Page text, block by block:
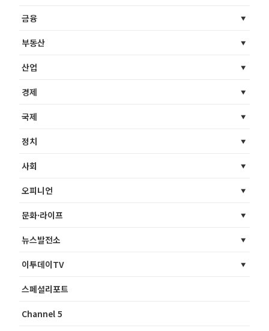
금융
부동산
산업
경제
국제
정치
사회
오피니언
문화·라이프
뉴스발전소
이투데이TV
스페셜리포트
Channel 5